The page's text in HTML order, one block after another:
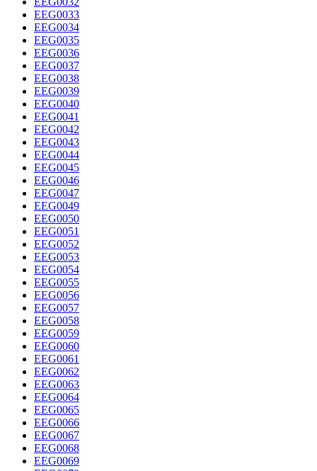
EEG0033
EEG0034
EEG0035
EEG0036
EEG0037
EEG0038
EEG0039
EEG0040
EEG0041
EEG0042
EEG0043
EEG0044
EEG0045
EEG0046
EEG0047
EEG0049
EEG0050
EEG0051
EEG0052
EEG0053
EEG0054
EEG0055
EEG0056
EEG0057
EEG0058
EEG0059
EEG0060
EEG0061
EEG0062
EEG0063
EEG0064
EEG0065
EEG0066
EEG0067
EEG0068
EEG0069